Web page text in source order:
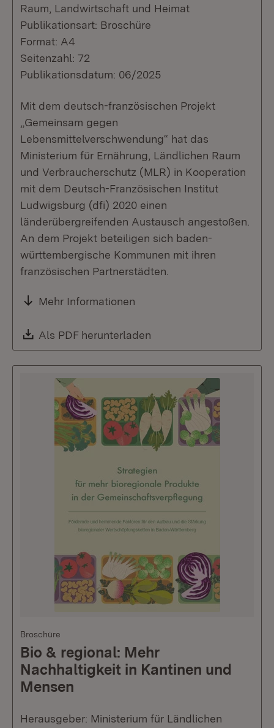
Raum, Landwirtschaft und Heimat
Publikationsart: Broschüre
Format: A4
Seitenzahl: 72
Publikationsdatum: 06/2025
Mit dem deutsch-französischen Projekt
„Gemeinsam gegen
Lebensmittelverschwendung“ hat das
Ministerium für Ernährung, Ländlichen Raum
und Verbraucherschutz (MLR) in Kooperation
mit dem Deutsch-Französischen Institut
Ludwigsburg (dfi) 2020 einen
länderübergreifenden Austausch angestoßen.
An dem Projekt beteiligen sich baden-
württembergische Kommunen mit ihren
französischen Partnerstädten.
Mehr Informationen
Download:
Als PDF herunterladen
Broschüre
Bio & regional: Mehr
Nachhaltigkeit in Kantinen und
Mensen
Herausgeber: Ministerium für Ländlichen